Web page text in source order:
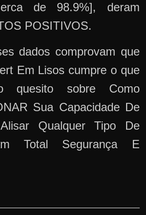
de 98.9%], deram
POSITIVOS.
dados comprovam que
Em Lisos cumpre o que
quesito sobre Como
Sua Capacidade De
Qualquer Tipo De
Total Segurança E